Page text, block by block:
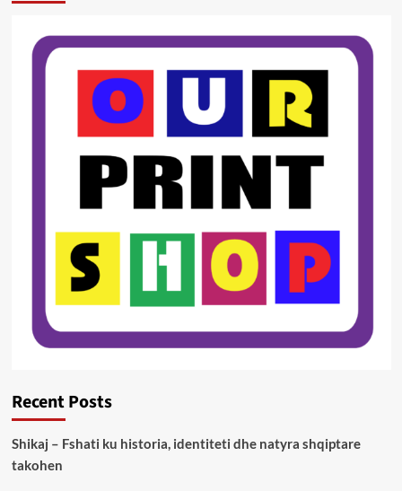
Recent Posts
Shikaj – Fshati ku historia, identiteti dhe natyra shqiptare
takohen